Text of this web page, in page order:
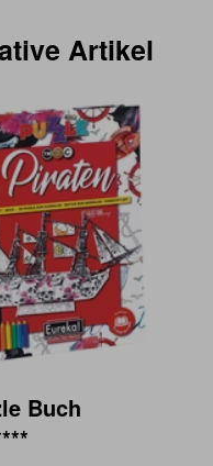
Artikel
Buch